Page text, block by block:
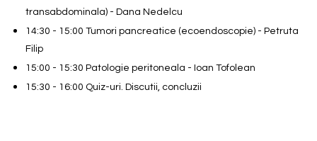
transabdominala) - Dana Nedelcu
14:30 - 15:00 Tumori pancreatice (ecoendoscopie) - Petruta
Filip
15:00 - 15:30 Patologie peritoneala - Ioan Tofolean
15:30 - 16:00 Quiz-uri. Discutii, concluzii